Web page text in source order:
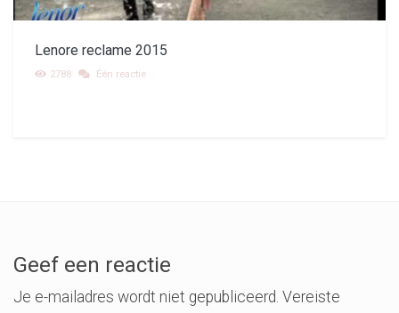
Lenore reclame 2015
2788 Één reactie
Geef een reactie
Je e-mailadres wordt niet gepubliceerd. Vereiste